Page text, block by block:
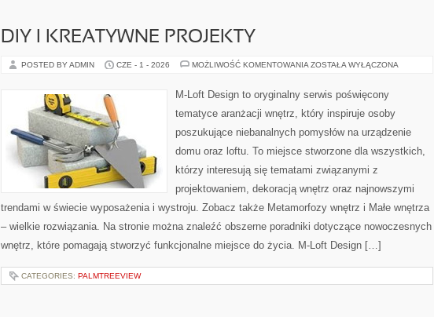
DIY I KREATYWNE PROJEKTY
POSTED BY ADMIN CZE - 1 - 2026 MOŻLIWOŚĆ KOMENTOWANIA DIY
PROJEKTY
ZOSTAŁA WYŁĄCZONA
M-Loft Design to oryginalny serwis poświęcony
tematyce aranżacji wnętrz, który inspiruje osoby
poszukujące niebanalnych pomysłów na urządzenie
domu oraz loftu. To miejsce stworzone dla wszystkich,
którzy interesują się tematami związanymi z
projektowaniem, dekoracją wnętrz oraz najnowszymi
trendami w świecie wyposażenia i wystroju. Zobacz także Metamorfozy wnętrz i Małe wnętrza
– wielkie rozwiązania. Na stronie można znaleźć obszerne poradniki dotyczące nowoczesnych
wnętrz, które pomagają stworzyć funkcjonalne miejsce do życia. M-Loft Design […]
CATEGORIES: PALMTREEVIEW